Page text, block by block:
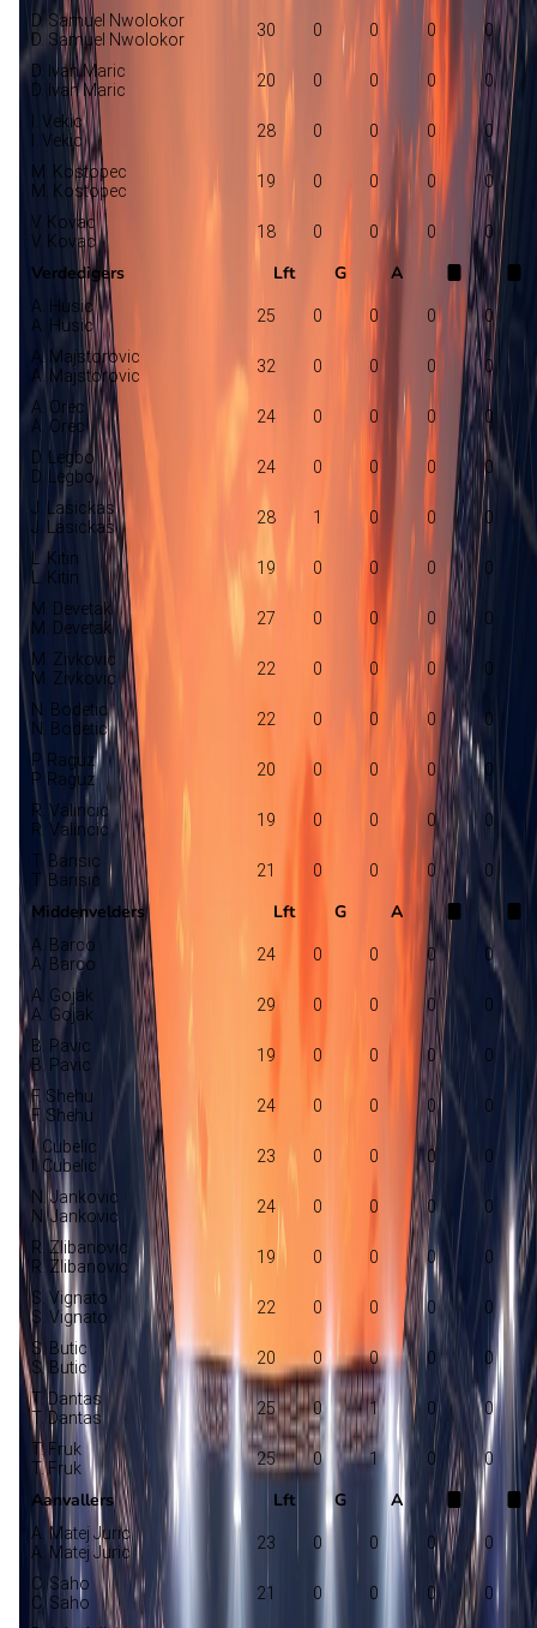
D. Samuel Nwolokor
D. Samuel Nwolokor
30 0 0 0 0
D. Ivan Maric
D. Ivan Maric
20 0 0 0 0
I. Vekic
I. Vekic
28 0 0 0 0
M. Kostopec
M. Kostopec
19 0 0 0 0
V. Kovac
V. Kovac
18 0 0 0 0
Verdedigers Lft G A
A. Husic
A. Husic
25 0 0 0 0
A. Majstorovic
A. Majstorovic
32 0 0 0 0
A. Orec
A. Orec
24 0 0 0 0
D. Legbo
D. Legbo
24 0 0 0 0
J. Lasickas
J. Lasickas
28 1 0 0 0
L. Kitin
L. Kitin
19 0 0 0 0
M. Devetak
M. Devetak
27 0 0 0 0
M. Zivkovic
M. Zivkovic
22 0 0 0 0
N. Bodetic
N. Bodetic
22 0 0 0 0
P. Raguz
P. Raguz
20 0 0 0 0
R. Valincic
R. Valincic
19 0 0 0 0
T. Barisic
T. Barisic
21 0 0 0 0
Middenvelders Lft G A
A. Barco
A. Barco
24 0 0 0 0
A. Gojak
A. Gojak
29 0 0 0 0
B. Pavic
B. Pavic
19 0 0 0 0
F. Shehu
F. Shehu
24 0 0 0 0
I. Cubelic
I. Cubelic
23 0 0 0 0
N. Jankovic
N. Jankovic
24 0 0 0 0
R. Zlibanovic
R. Zlibanovic
19 0 0 0 0
S. Vignato
S. Vignato
22 0 0 0 0
S. Butic
S. Butic
20 0 0 0 0
T. Dantas
T. Dantas
25 0 1 0 0
T. Fruk
T. Fruk
25 0 1 0 0
Aanvallers Lft G A
A. Matej Juric
A. Matej Juric
23 0 0 0 0
C. Saho
C. Saho
21 0 0 0 0